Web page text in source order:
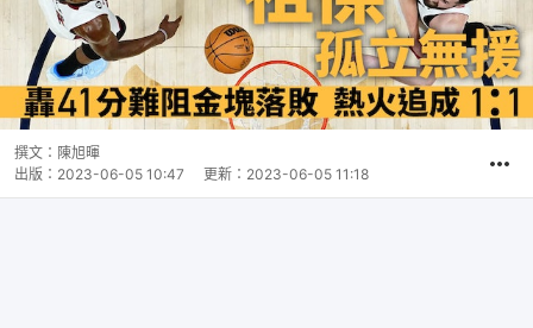
撰文： 陳旭暉
出版： 2023-06-05 10:47 更新： 2023-06-05 11:18